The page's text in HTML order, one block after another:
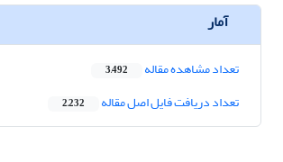
آمار
تعداد مشاهده مقاله 3,492
تعداد دریافت فایل اصل مقاله 2,232